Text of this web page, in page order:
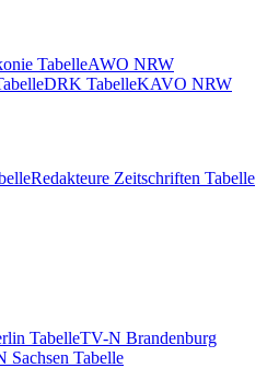
TabelleAWO NRW
DRK TabelleKAVO NRW
Redakteure Zeitschriften Tabelle
TabelleTV-N Brandenburg
Sachsen Tabelle